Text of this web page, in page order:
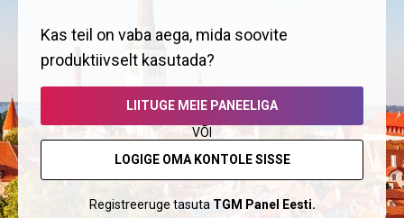
Kas teil on vaba aega, mida soovite
produktiivselt kasutada?
LIITUGE MEIE PANEELIGA
VÕI
LOGIGE OMA KONTOLE SISSE
Registreeruge tasuta TGM Panel Eesti.